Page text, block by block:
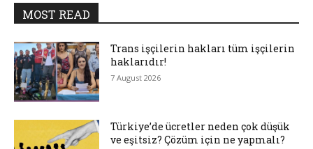
MOST READ
Trans işçilerin hakları tüm işçilerin
haklarıdır!
7 August 2026
Türkiye’de ücretler neden çok düşük
ve eşitsiz? Çözüm için ne yapmalı?